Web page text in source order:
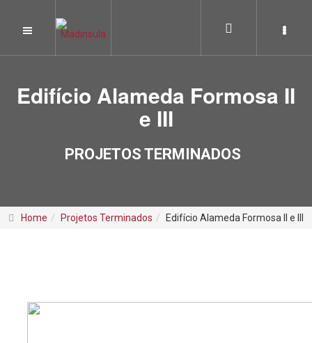
Edifício Alameda Formosa II
e III
PROJETOS TERMINADOS
Home Projetos Terminados Edifício Alameda Formosa II e III